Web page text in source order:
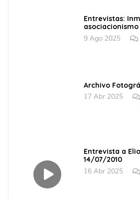
Entrevistas:
asociacionismo
9 Ago 2025
Archivo
17 Abr 2025
Entrevista a
14/07/2010
16 Abr 2025